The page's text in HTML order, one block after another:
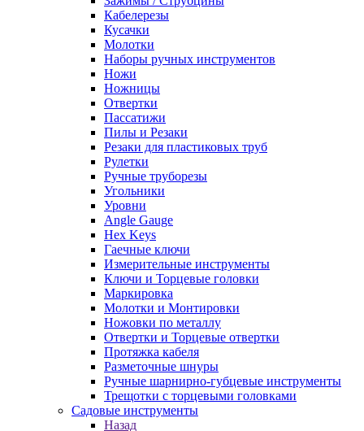
Кабелерезы
Кусачки
Молотки
Наборы ручных инструментов
Ножи
Ножницы
Отвертки
Пассатижи
Пилы и Резаки
Резаки для пластиковых труб
Рулетки
Ручные труборезы
Угольники
Уровни
Angle Gauge
Hex Keys
Гаечные ключи
Измерительные инструменты
Ключи и Торцевые головки
Маркировка
Молотки и Монтировки
Ножовки по металлу
Отвертки и Торцевые отвертки
Протяжка кабеля
Разметочные шнуры
Ручные шарнирно-губцевые инструменты
Трещотки с торцевыми головками
Садовые инструменты
Назад